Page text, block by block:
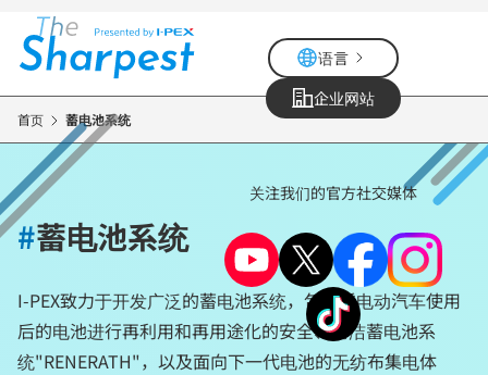
主
内
语言
企业网站
关注我们的官方社交媒体
首页 蓄电池系统
#蓄电池系统
I-PEX致力于开发广泛的蓄电池系统，包括将电动汽车使用
后的电池进行再利用和再用途化的安全、清洁蓄电池系
统"RENERATH"，以及面向下一代电池的无纺布集电体